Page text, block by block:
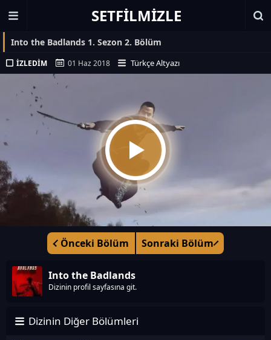
SETFILMIZLE
Into the Badlands 1. Sezon 2. Bölüm
İZLEDIM 01 Haz 2018 Türkçe Altyazı
Önceki Bölüm Sonraki Bölüm
Into the Badlands
Dizinin profil sayfasına git.
Dizinin Diğer Bölümleri